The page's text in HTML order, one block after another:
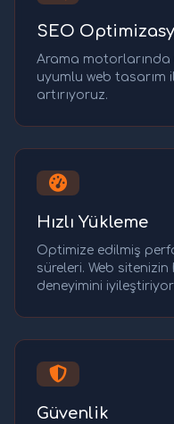
SEO
Arama motorlarında
uyumlu web tasarım
artırıyoruz.
Hızlı Yükleme
Optimize edilmiş
süreleri. Web sitenizin
deneyimini
Güvenlik